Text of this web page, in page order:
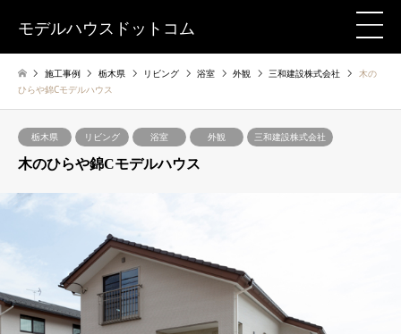
モデルハウスドットコム
施工事例 栃木県 リビング 浴室 外観 三和建設株式会社
木の
ひらや錦Cモデルハウス
栃木県 リビング 浴室 外観 三和建設株式会社
木のひらや錦Cモデルハウス